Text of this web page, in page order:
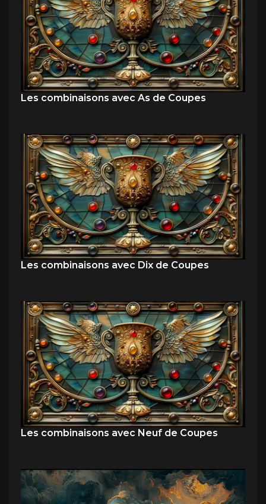
Les combinaisons avec As de Coupes
Les combinaisons avec Dix de Coupes
Les combinaisons avec Neuf de Coupes